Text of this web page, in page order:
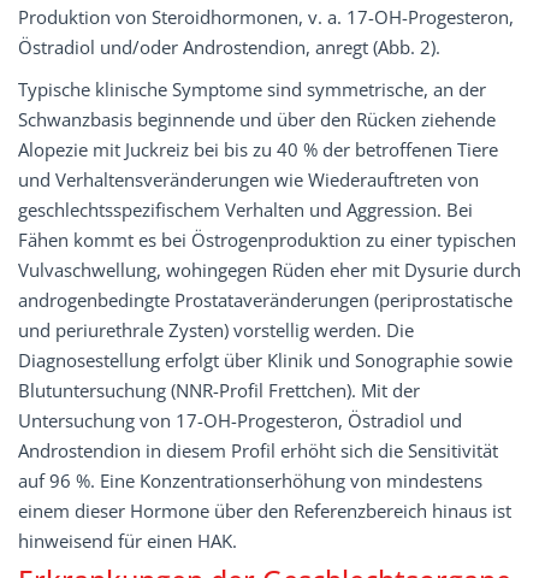
Produktion von Steroidhormonen, v. a. 17-OH-Progesteron,
Östradiol und/oder Androstendion, anregt (Abb. 2).
Typische klinische Symptome sind symmetrische, an der
Schwanzbasis beginnende und über den Rücken ziehende
Alopezie mit Juckreiz bei bis zu 40 % der betroffenen Tiere
und Verhaltensveränderungen wie Wiederauftreten von
geschlechtsspezifischem Verhalten und Aggression. Bei
Fähen kommt es bei Östrogenproduktion zu einer typischen
Vulvaschwellung, wohingegen Rüden eher mit Dysurie durch
androgenbedingte Prostataveränderungen (periprostatische
und periurethrale Zysten) vorstellig werden. Die
Diagnosestellung erfolgt über Klinik und Sonographie sowie
Blutuntersuchung (NNR-Profil Frettchen). Mit der
Untersuchung von 17-OH-Progesteron, Östradiol und
Androstendion in diesem Profil erhöht sich die Sensitivität
auf 96 %. Eine Konzentrationserhöhung von mindestens
einem dieser Hormone über den Referenzbereich hinaus ist
hinweisend für einen HAK.